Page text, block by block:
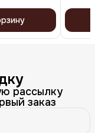
рассылку
заказ